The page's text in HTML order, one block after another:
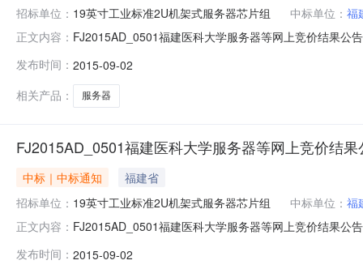
招标单位： 19英寸工业标准2U机架式服务器芯片组 中标单位： 福
正文内容： FJ2015AD_0501福建医科大学服务器等网上竞价结果公
价结果公布如下：各合同包报价情况：包号品目号项目
发布时间： 2015-09-02
相关产品：
服务器
FJ2015AD_0501福建医科大学服务器等网上竞价结果
中标｜中标通知
福建省
招标单位： 19英寸工业标准2U机架式服务器芯片组 中标单位： 福
正文内容： FJ2015AD_0501福建医科大学服务器等网上竞价结果公
止，本次竞价结果公布如下：各合同包报价情况：包号
发布时间： 2015-09-02